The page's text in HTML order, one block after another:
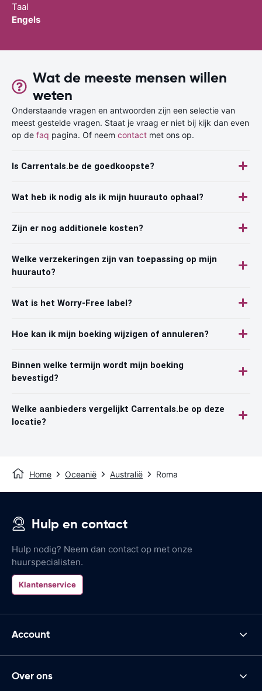
Taal
Engels
Wat de meeste mensen willen
weten
Onderstaande vragen en antwoorden zijn een selectie van
meest gestelde vragen. Staat je vraag er niet bij kijk dan even
op de faq pagina. Of neem contact met ons op.
Is Carrentals.be de goedkoopste?
Wat heb ik nodig als ik mijn huurauto ophaal?
Zijn er nog additionele kosten?
Welke verzekeringen zijn van toepassing op mijn
huurauto?
Wat is het Worry-Free label?
Hoe kan ik mijn boeking wijzigen of annuleren?
Binnen welke termijn wordt mijn boeking
bevestigd?
Welke aanbieders vergelijkt Carrentals.be op deze
locatie?
Home Oceanië Australië Roma
Hulp en contact
Hulp nodig? Neem dan contact op met onze
huurspecialisten.
Klantenservice
Account
Over ons